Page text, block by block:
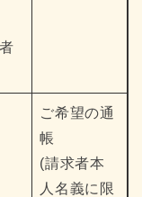
ご希望の通
帳
(請求者本
人名義に限